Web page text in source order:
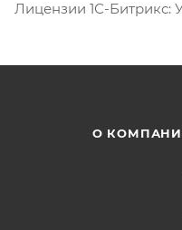
Лицензии 1С-Битрикс:
О